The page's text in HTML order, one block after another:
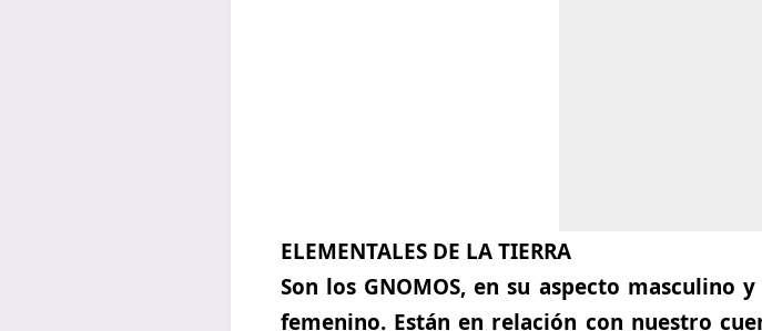
ELEMENTALES DE LA TIERRA
Son los GNOMOS, en su aspecto masculino
femenino. Están en relación con nuestro